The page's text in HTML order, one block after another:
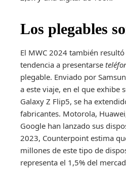
Los plegables
El MWC 2024 también
tendencia a presentarse
plegable. Enviado por
a este viaje, en el que exhibe
Galaxy Z Flip5, se ha
fabricantes. Motorola,
Google han lanzado sus
2023, Counterpoint estima
millones de este tipo de
representa el 1,5% del